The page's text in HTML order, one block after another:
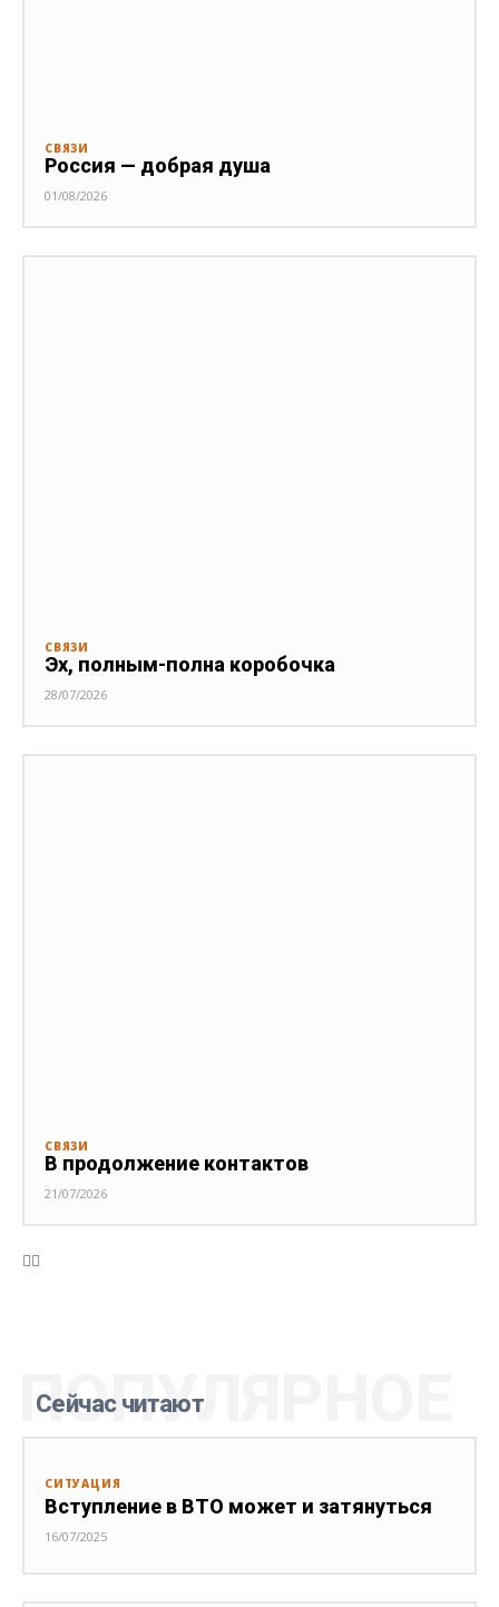
СВЯЗИ
Россия — добрая душа
01/08/2026
СВЯЗИ
Эх, полным-полна коробочка
28/07/2026
СВЯЗИ
В продолжение контактов
21/07/2026
Сейчас читают
ПОПУЛЯРНОЕ
СИТУАЦИЯ
Вступление в ВТО может и затянуться
16/07/2025